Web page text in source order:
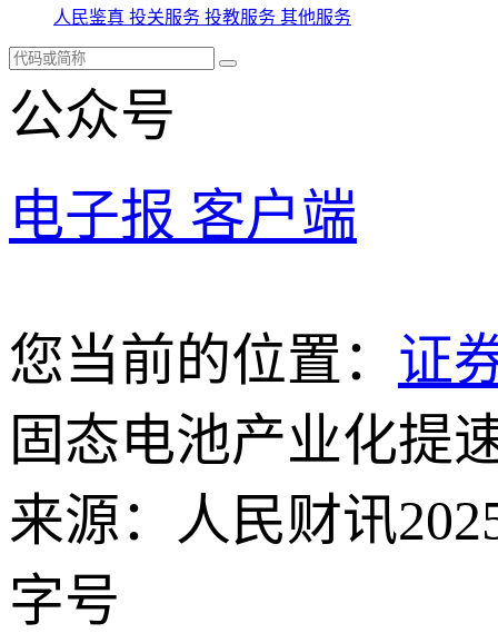
人民鉴真 投关服务 投教服务 其他服务
公众号
电子报 客户端
您当前的位置： 证
固态电池产业化提
来源：人民财讯
字号